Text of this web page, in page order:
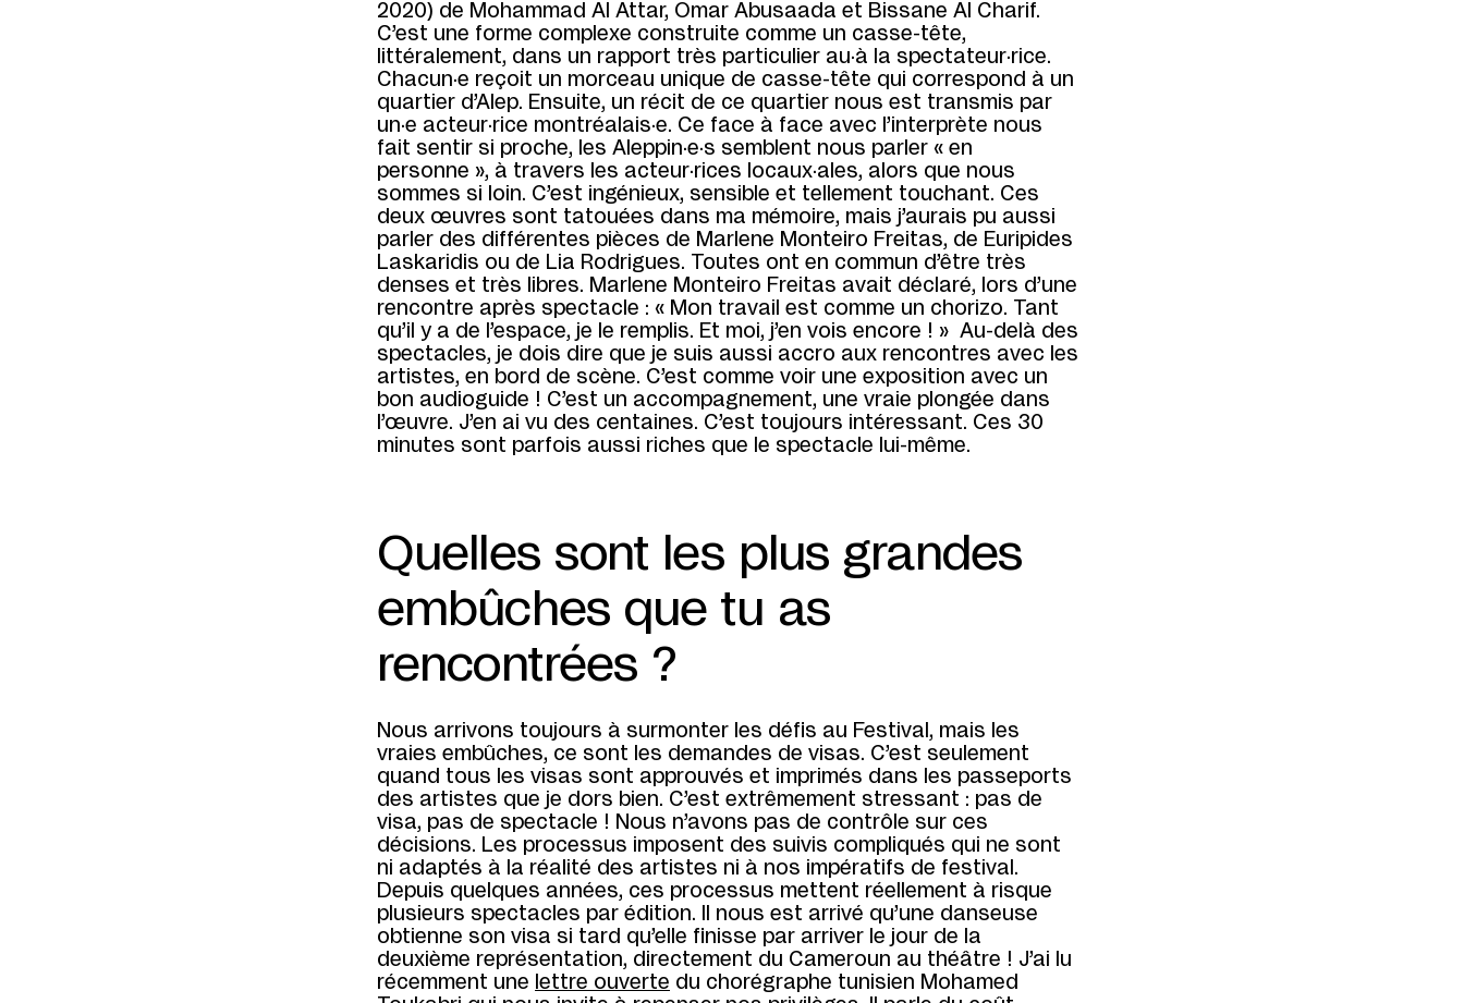
2020) de Mohammad Al Attar, Omar Abusaada et Bissane Al Charif.
C’est une forme complexe construite comme un casse-tête,
littéralement, dans un rapport très particulier au·à la spectateur·rice.
Chacun·e reçoit un morceau unique de casse-tête qui correspond à un
quartier d’Alep. Ensuite, un récit de ce quartier nous est transmis par
un·e acteur·rice montréalais·e. Ce face à face avec l’interprète nous
fait sentir si proche, les Aleppin·e·s semblent nous parler « en
personne », à travers les acteur·rices locaux·ales, alors que nous
sommes si loin. C’est ingénieux, sensible et tellement touchant. Ces
deux œuvres sont tatouées dans ma mémoire, mais j’aurais pu aussi
parler des différentes pièces de Marlene Monteiro Freitas, de Euripides
Laskaridis ou de Lia Rodrigues. Toutes ont en commun d’être très
denses et très libres. Marlene Monteiro Freitas avait déclaré, lors d’une
rencontre après spectacle : « Mon travail est comme un chorizo. Tant
qu’il y a de l’espace, je le remplis. Et moi, j’en vois encore ! » Au-delà des
spectacles, je dois dire que je suis aussi accro aux rencontres avec les
artistes, en bord de scène. C’est comme voir une exposition avec un
bon audioguide ! C’est un accompagnement, une vraie plongée dans
l’œuvre. J’en ai vu des centaines. C’est toujours intéressant. Ces 30
minutes sont parfois aussi riches que le spectacle lui-même.
Quelles sont les plus grandes
embûches que tu as
rencontrées ?
Nous arrivons toujours à surmonter les défis au Festival, mais les
vraies embûches, ce sont les demandes de visas. C’est seulement
quand tous les visas sont approuvés et imprimés dans les passeports
des artistes que je dors bien. C’est extrêmement stressant : pas de
visa, pas de spectacle ! Nous n’avons pas de contrôle sur ces
décisions. Les processus imposent des suivis compliqués qui ne sont
ni adaptés à la réalité des artistes ni à nos impératifs de festival.
Depuis quelques années, ces processus mettent réellement à risque
plusieurs spectacles par édition. Il nous est arrivé qu’une danseuse
obtienne son visa si tard qu’elle finisse par arriver le jour de la
deuxième représentation, directement du Cameroun au théâtre ! J’ai lu
récemment une lettre ouverte du chorégraphe tunisien Mohamed